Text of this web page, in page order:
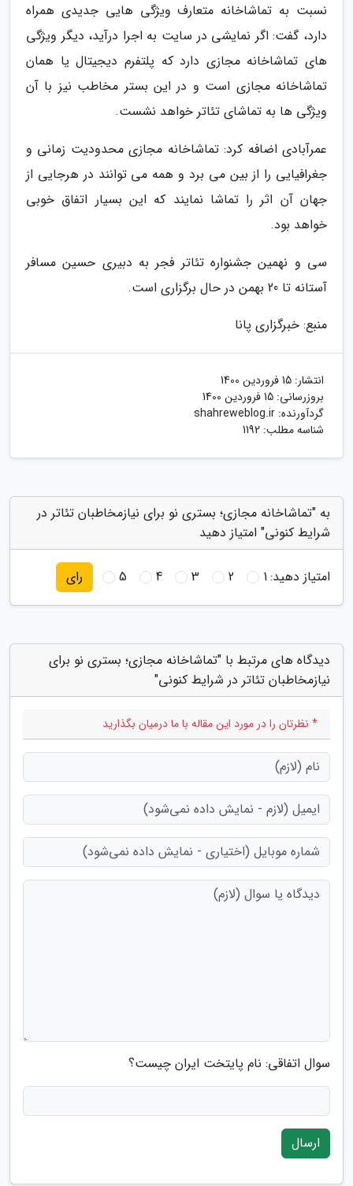
نسبت به تماشاخانه متعارف ویژگی هایی جدیدی همراه
دارد، گفت: اگر نمایشی در سایت به اجرا درآید، دیگر ویژگی
های تماشاخانه مجازی دارد که پلتفرم دیجیتال یا همان
تماشاخانه مجازی است و در این بستر مخاطب نیز با آن
ویژگی ها به تماشای تئاتر خواهد نشست.
عمرآبادی اضافه کرد: تماشاخانه مجازی محدودیت زمانی و
جغرافیایی را از بین می برد و همه می توانند در هرجایی از
جهان آن اثر را تماشا نمایند که این بسیار اتفاق خوبی
خواهد بود.
سی و نهمین جشنواره تئاتر فجر به دبیری حسین مسافر
آستانه تا 20 بهمن در حال برگزاری است.
منبع: خبرگزاری پانا
انتشار: 15 فروردین 1400
بروزرسانی: 15 فروردین 1400
گردآورنده: shahreweblog.ir
شناسه مطلب: 1192
به "تماشاخانه مجازی؛ بستری نو برای نیازمخاطبان تئاتر در
شرایط کنونی" امتیاز دهید
امتیاز دهید:1
2
3
4
5 رای
دیدگاه های مرتبط با "تماشاخانه مجازی؛ بستری نو برای
نیازمخاطبان تئاتر در شرایط کنونی"
* نظرتان را در مورد این مقاله با ما درمیان بگذارید
سوال اتفاقی: نام پایتخت ایران چیست؟
ارسال